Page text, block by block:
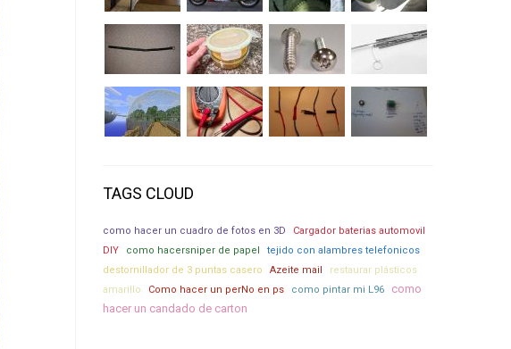
TAGS CLOUD
como hacer un cuadro de fotos en 3D
Cargador baterias automovil
DIY
como hacersniper de papel
tejido con alambres telefonicos
destornillador de 3 puntas casero
Azeite mail
restaurar plásticos
amarillo
Como hacer un perNo en ps como pintar mi L96
como
hacer un candado de carton